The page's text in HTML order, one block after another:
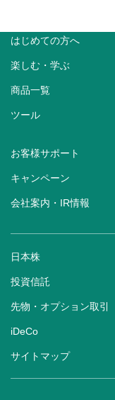
はじめての方へ
楽しむ・学ぶ
商品一覧
ツール
お客様サポート
キャンペーン
会社案内・IR情報
日本株
投資信託
先物・オプション取引
iDeCo
サイトマップ